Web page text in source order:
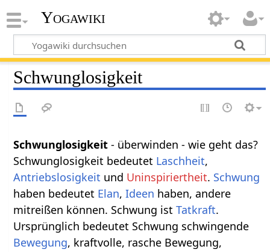
Yogawiki
Schwunglosigkeit
Schwunglosigkeit- überwinden - wie geht das?
Schwunglosigkeit bedeutet Laschheit,
Antriebslosigkeit und Uninspiriertheit. Schwung
haben bedeutet Elan,Ideen haben, andere
mitreißen können. Schwung istTatkraft.
Ursprünglich bedeutet Schwung schwingende
Bewegung, kraftvolle, rasche Bewegung,